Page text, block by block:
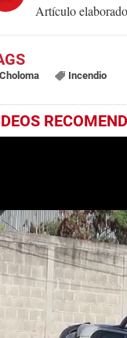
Artículo
Choloma Incendio